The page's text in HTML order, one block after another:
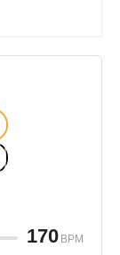
170 BPM